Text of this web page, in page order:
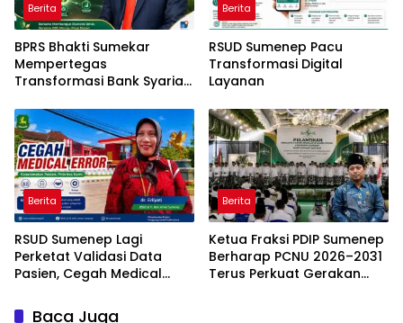
Berita
BPRS Bhakti Sumekar
Mempertegas
Transformasi Bank Syariah
Berita
RSUD Sumenep Pacu
Transformasi Digital
Layanan
Berita
RSUD Sumenep Lagi
Perketat Validasi Data
Pasien, Cegah Medical
Berita
Ketua Fraksi PDIP Sumenep
Berharap PCNU 2026–2031
Terus Perkuat Gerakan
Baca Juga